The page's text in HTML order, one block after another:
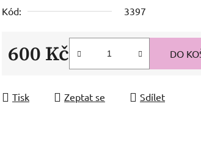
Kód:
3397
600 Kč DO
Tisk Zeptat se Sdílet